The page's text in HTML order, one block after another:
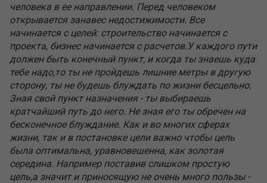
человека в ее направлении. Перед человеком
открывается занавес недостижимости. Все
начинается с целей: строительство начинается с
проекта, бизнес начинается с расчетов.У каждого пути
должен быть конечный пункт, и когда ты знаешь куда
тебе надо,то ты не пройдешь лишние метры в другую
сторону, ты не будешь блуждать по жизни бесцельно.
Зная свой пункт назначения - ты выбираешь
кратчайший путь до него. Не зная его ты обречен на
бесконечное блуждание. Как и во многих сферах
жизни, так и в постановке цели важно чтобы цель
была оптимальна, уравновешенна, как золотая
середина. Например поставив слишком простую
цель,а значит и приносящую не очень много пользы -